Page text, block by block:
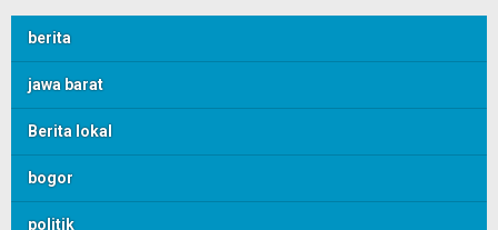
berita
jawa barat
Berita lokal
bogor
politik